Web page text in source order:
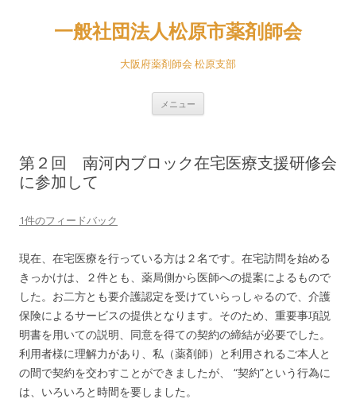
一般社団法人松原市薬剤師会
大阪府薬剤師会 松原支部
メニュー
へ
ス
第２回 南河内ブロック在宅医療支援研修会
に参加して
1件のフィードバック
現在、在宅医療を行っている方は２名です。在宅訪問を始める
きっかけは、２件とも、薬局側から医師への提案によるもので
した。お二方とも要介護認定を受けていらっしゃるので、介護
保険によるサービスの提供となります。そのため、重要事項説
明書を用いての説明、同意を得ての契約の締結が必要でした。
利用者様に理解力があり、私（薬剤師）と利用されるご本人と
の間で契約を交わすことができましたが、 “契約”という行為に
は、いろいろと時間を要しました。